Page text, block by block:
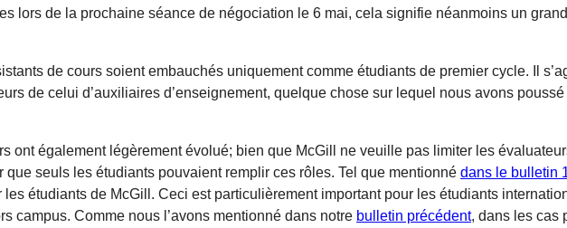
lors de la prochaine séance de négociation le 6 mai, cela signifie néanmoins un
de cours soient embauchés uniquement comme étudiants de premier cycle. Il
de celui d’auxiliaires d’enseignement, quelque chose sur lequel nous avons
ont également légèrement évolué; bien que McGill ne veuille pas limiter les
que seuls les étudiants pouvaient remplir ces rôles. Tel que mentionné dans le bulletin
étudiants de McGill. Ceci est particulièrement important pour les étudiants
campus. Comme nous l’avons mentionné dans notre bulletin précédent, dans les cas